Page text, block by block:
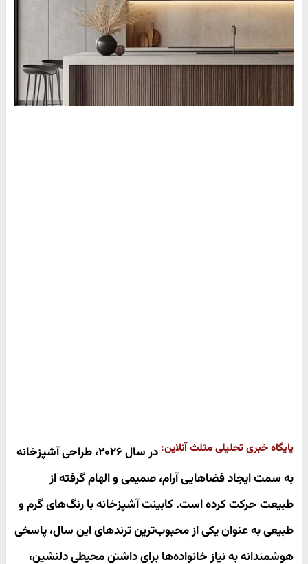
پایگاه خبری تحلیلی مثلث آنلاین:
در سال ۲۰۲۶، طراحی آشپزخانه
به سمت ایجاد فضاهایی آرام، صمیمی و الهام گرفته از
طبیعت حرکت کرده است. کابینت آشپزخانه با رنگ‌های گرم و
طبیعی به عنوان یکی از محبوب‌ترین ترندهای این سال، پاسخی
هوشمندانه به نیاز خانواده‌ها برای داشتن محیطی دلنشین،